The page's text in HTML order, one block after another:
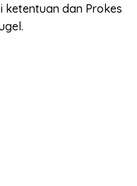
ketentuan dan Prokes